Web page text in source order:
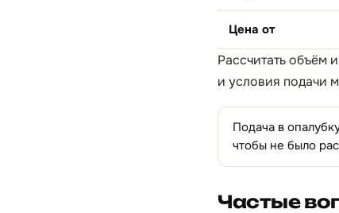
Цена от
Рассчитать объём
и условия подачи
Подача в
чтобы не было
Частые